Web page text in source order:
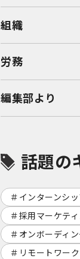
組織
労務
編集部より
話題の
インターンシ
採用マーケテ
オンボーディ
リモートワーク